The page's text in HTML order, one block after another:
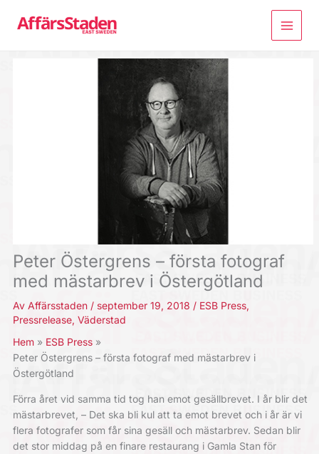
Peter Östergrens – första fotograf
med mästarbrev i Östergötland
Av Affärsstaden / september 19, 2018 / ESB Press,
Pressrelease, Väderstad
Hem
ESB Press
Peter Östergrens – första fotograf med mästarbrev i
Östergötland
Förra året vid samma tid tog han emot gesällbrevet. I år blir det
mästarbrevet, – Det ska bli kul att ta emot brevet och i år är vi
flera fotografer som får sina gesäll och mästarbrev. Sedan blir
det stor middag på en finare restaurang i Gamla Stan för